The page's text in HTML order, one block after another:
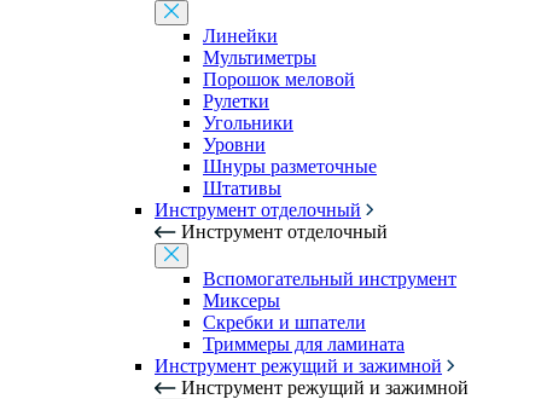
Линейки
Мультиметры
Порошок меловой
Рулетки
Угольники
Уровни
Шнуры разметочные
Штативы
Инструмент отделочный
Инструмент отделочный
Вспомогательный инструмент
Миксеры
Скребки и шпатели
Триммеры для ламината
Инструмент режущий и зажимной
Инструмент режущий и зажимной